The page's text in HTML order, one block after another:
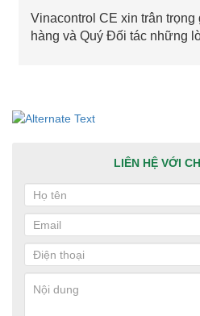
Vinacontrol CE xin trân
hàng và Quý Đối tác những
LIÊN HỆ VỚI